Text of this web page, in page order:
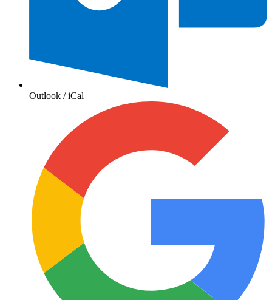
Outlook / iCal